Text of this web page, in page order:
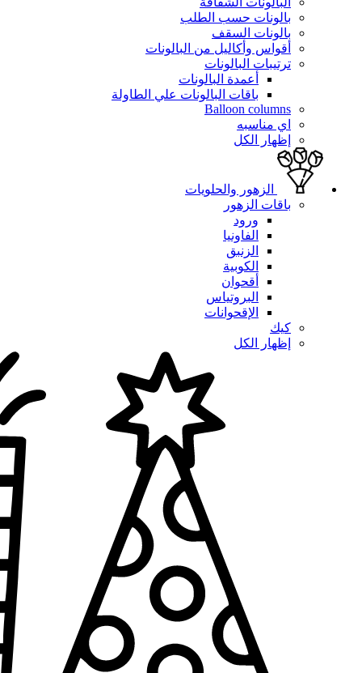
بالونات حسب الطلب
بالونات السقف
أقواس وأكاليل من البالونات
ترتيبات البالونات
أعمدة البالونات
باقات البالونات علي الطاولة
Balloon columns
اي مناسبه
إظهار الكل
الزهور والحلويات
باقات الزهور
ورود
الفاونيا
الزنبق
الكوبية
أقحوان
البروتياس
الإقحوانات
كيك
إظهار الكل